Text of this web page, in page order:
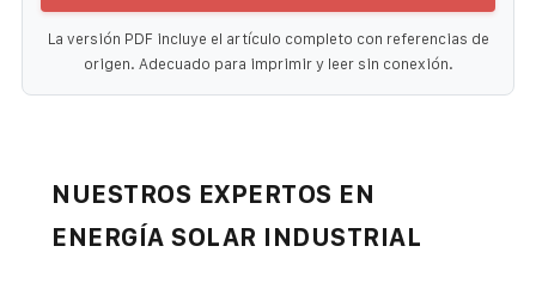
La versión PDF incluye el artículo completo con referencias de
origen. Adecuado para imprimir y leer sin conexión.
NUESTROS EXPERTOS EN
ENERGÍA SOLAR INDUSTRIAL